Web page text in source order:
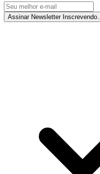
Assinar Newsletter Inscrevendo...